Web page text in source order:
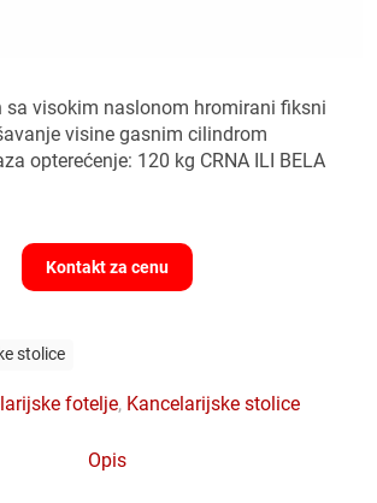
sa visokim naslonom hromirani fiksni
visine gasnim cilindrom
opterećenje: 120 kg CRNA ILI BELA
Kontakt za cenu
stolice
fotelje, Kancelarijske stolice
Opis